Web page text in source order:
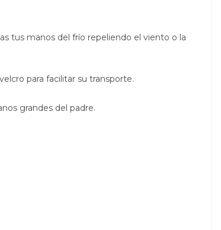
tus manos del frío repeliendo el viento o la
para facilitar su transporte.
grandes del padre.